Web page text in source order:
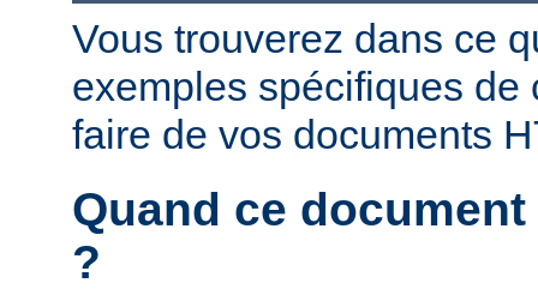
Vous trouverez dans ce
exemples spécifiques de
faire de vos documents
Quand ce
?